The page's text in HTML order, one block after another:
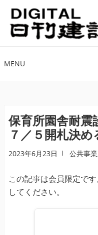
ナ
ビ
ゲ
シ
ス
キ
プ
コ
ン
テ
ツ
ッ
プ
MENU
保育所園舎耐震
７／５開札決
2023年6月23日 公共事業
この記事は会員限定で
してください。